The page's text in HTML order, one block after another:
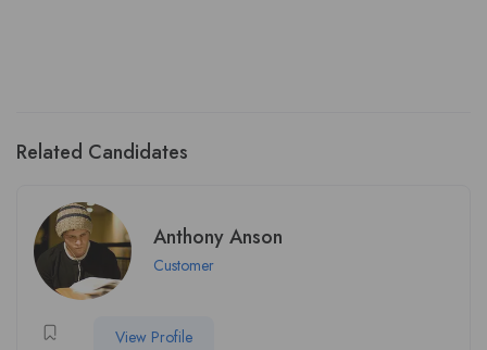
Related Candidates
Anthony Anson
Customer
View Profile